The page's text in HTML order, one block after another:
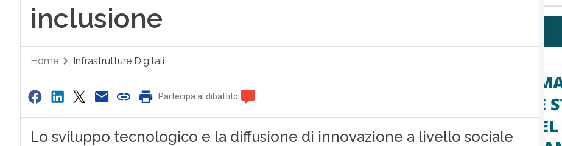
inclusione
Home Infrastrutture Digitali
Partecipa al dibattito
Lo sviluppo tecnologico e la diffusione di innovazione a livello sociale